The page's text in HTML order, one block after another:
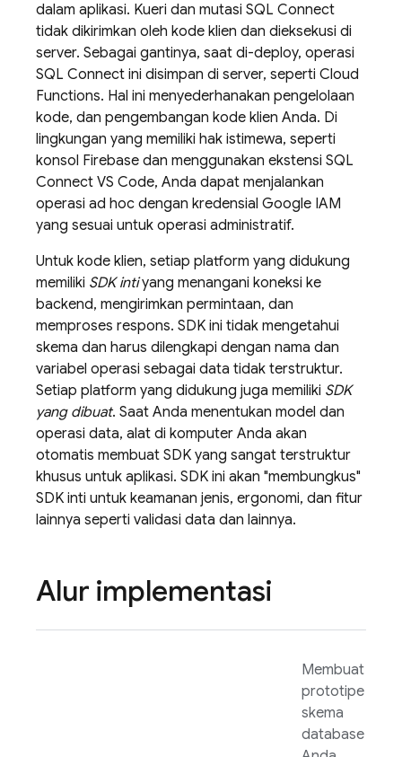
dalam aplikasi. Kueri dan mutasi SQL Connect
tidak dikirimkan oleh kode klien dan dieksekusi di
server. Sebagai gantinya, saat di-deploy, operasi
SQL Connect ini disimpan di server, seperti Cloud
Functions. Hal ini menyederhanakan pengelolaan
kode, dan pengembangan kode klien Anda. Di
lingkungan yang memiliki hak istimewa, seperti
konsol Firebase dan menggunakan ekstensi SQL
Connect VS Code, Anda dapat menjalankan
operasi ad hoc dengan kredensial Google IAM
yang sesuai untuk operasi administratif.
Untuk kode klien, setiap platform yang didukung
memiliki SDK intiyang menangani koneksi ke
backend, mengirimkan permintaan, dan
memproses respons. SDK ini tidak mengetahui
skema dan harus dilengkapi dengan nama dan
variabel operasi sebagai data tidak terstruktur.
Setiap platform yang didukung juga memiliki SDK
yang dibuat. Saat Anda menentukan model dan
operasi data, alat di komputer Anda akan
otomatis membuat SDK yang sangat terstruktur
khusus untuk aplikasi. SDK ini akan "membungkus"
SDK inti untuk keamanan jenis, ergonomi, dan fitur
lainnya seperti validasi data dan lainnya.
Alur implementasi
Membuat
prototipe
skema
database